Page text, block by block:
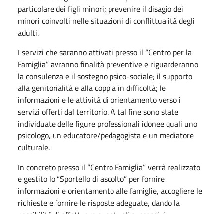
particolare dei figli minori; prevenire il disagio dei
minori coinvolti nelle situazioni di conflittualità degli
adulti.
I servizi che saranno attivati presso il “Centro per la
Famiglia” avranno finalità preventive e riguarderanno
la consulenza e il sostegno psico-sociale; il supporto
alla genitorialità e alla coppia in difficoltà; le
informazioni e le attività di orientamento verso i
servizi offerti dal territorio. A tal fine sono state
individuate delle figure professionali idonee quali uno
psicologo, un educatore/pedagogista e un mediatore
culturale.
In concreto presso il “Centro Famiglia” verrà realizzato
e gestito lo “Sportello di ascolto” per fornire
informazioni e orientamento alle famiglie, accogliere le
richieste e fornire le risposte adeguate, dando la